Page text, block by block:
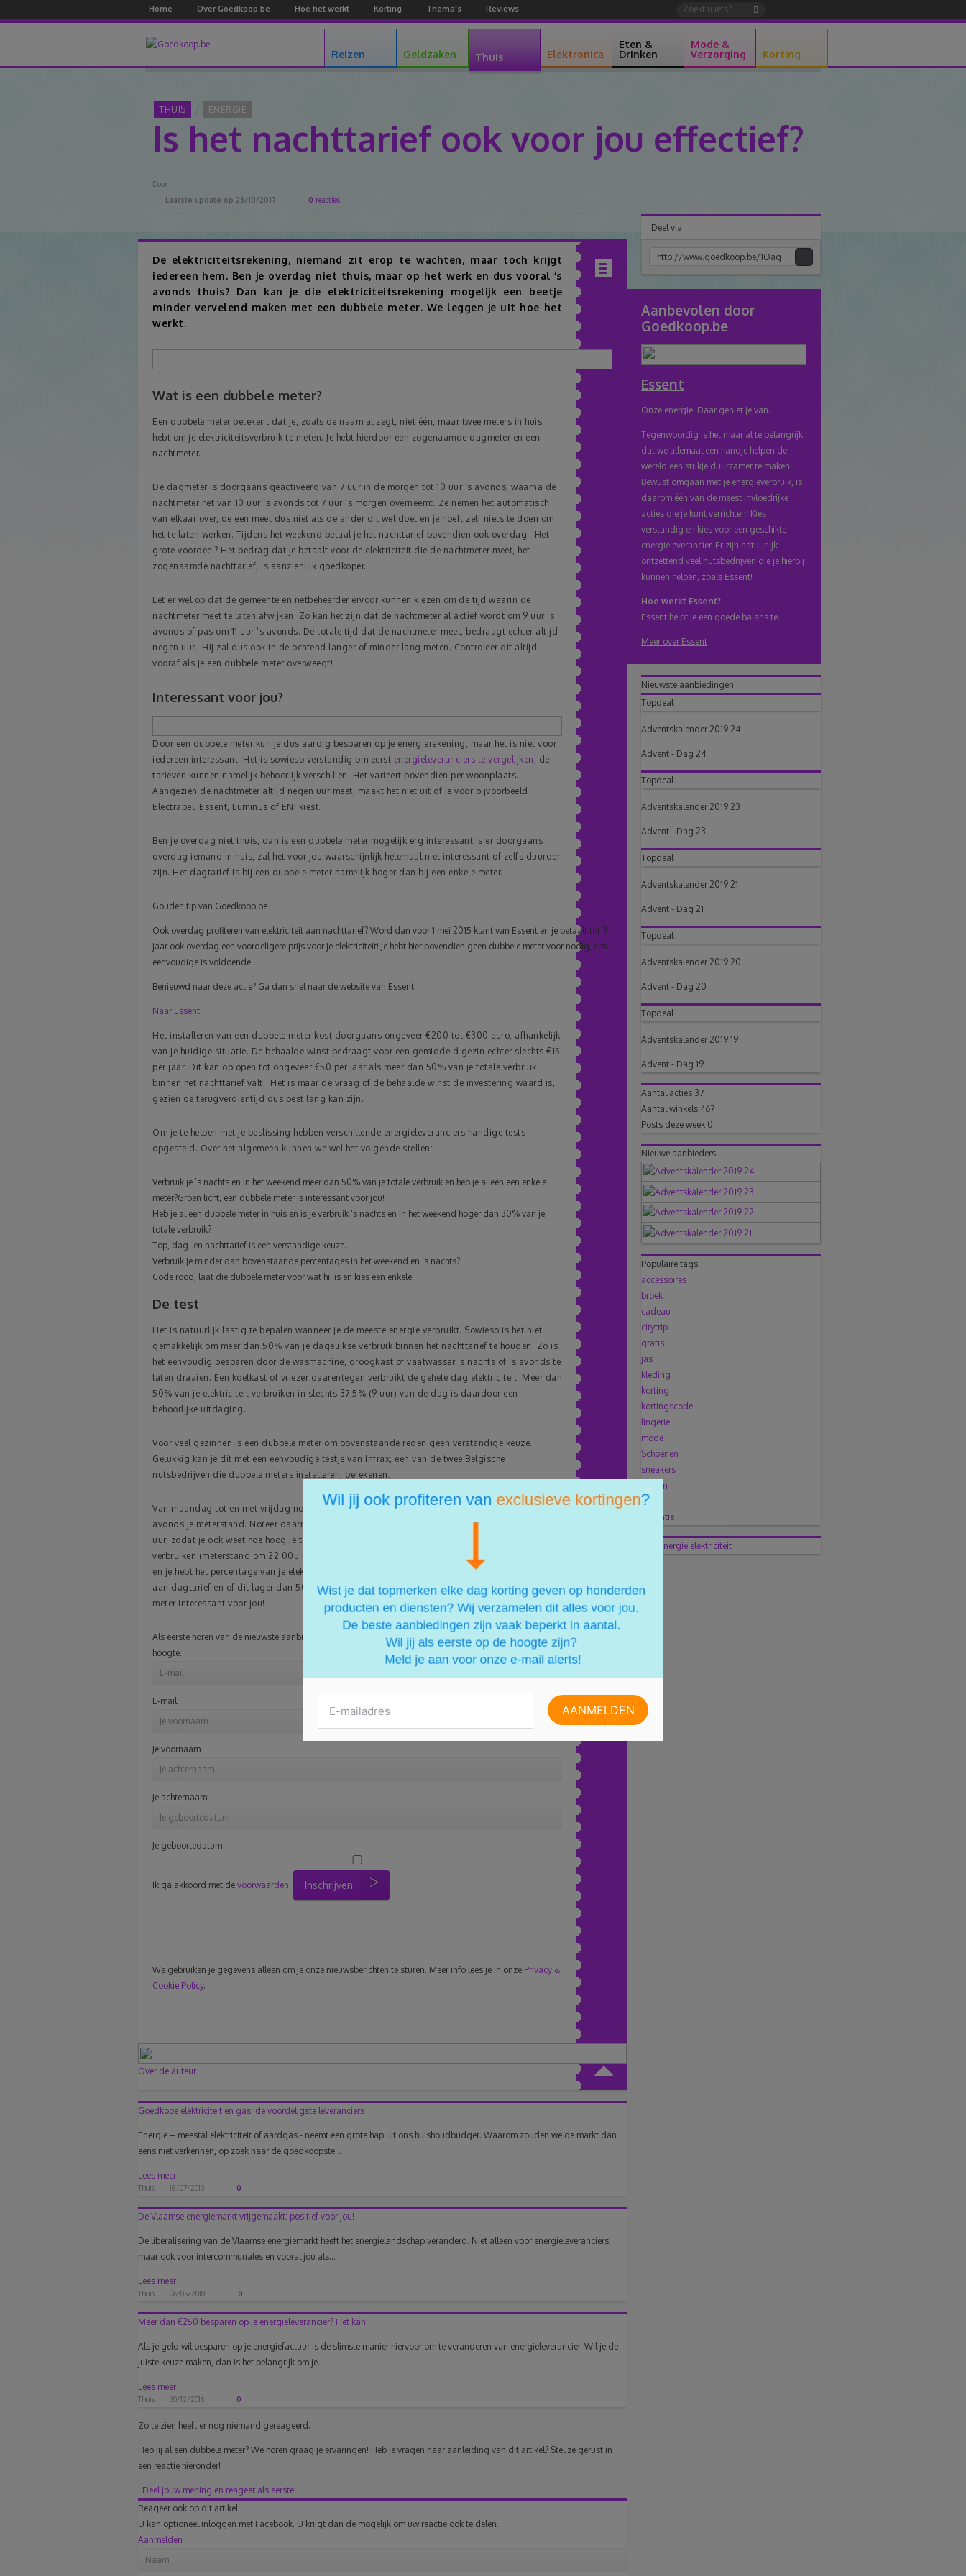
Home Over Goedkoop.be Hoe het werkt Korting Thema's Reviews
Reizen Geldzaken Thuis Elektronica
Eten &
Drinken
Mode &
Verzorging
Korting
THUIS ENERGIE
Is het nachttarief ook voor jou effectief?
Door
Laatste update op 23/10/2017 0 reacties
Inhoudsopgave
De elektriciteitsrekening, niemand zit erop te wachten, maar toch krijgt
iedereen hem. Ben je overdag niet thuis, maar op het werk en dus vooral ‘s
avonds thuis? Dan kan je die elektriciteitsrekening mogelijk een beetje
minder vervelend maken met een dubbele meter. We leggen je uit hoe het
werkt.
Wat is een dubbele meter?
Een dubbele meter betekent dat je, zoals de naam al zegt, niet één, maar twee meters in huis
hebt om je elektriciteitsverbruik te meten. Je hebt hierdoor een zogenaamde dagmeter en een
nachtmeter.
De dagmeter is doorgaans geactiveerd van 7 uur in de morgen tot 10 uur ‘s avonds, waarna de
nachtmeter het van 10 uur ‘s avonds tot 7 uur ‘s morgen overneemt. Ze nemen het automatisch
van elkaar over, de een meet dus niet als de ander dit wel doet en je hoeft zelf niets te doen om
het te laten werken. Tijdens het weekend betaal je het nachttarief bovendien ook overdag. Het
grote voordeel? Het bedrag dat je betaalt voor de elektriciteit die de nachtmeter meet, het
zogenaamde nachttarief, is aanzienlijk goedkoper.
Let er wel op dat de gemeente en netbeheerder ervoor kunnen kiezen om de tijd waarin de
nachtmeter meet te laten afwijken. Zo kan het zijn dat de nachtmeter al actief wordt om 9 uur ‘s
avonds of pas om 11 uur ‘s avonds. De totale tijd dat de nachtmeter meet, bedraagt echter altijd
negen uur. Hij zal dus ook in de ochtend langer of minder lang meten. Controleer dit altijd
vooraf als je een dubbele meter overweegt!
Interessant voor jou?
Door een dubbele meter kun je dus aardig besparen op je energierekening, maar het is niet voor
iedereen interessant. Het is sowieso verstandig om eerst energieleveranciers te vergelijken , de
tarieven kunnen namelijk behoorlijk verschillen. Het varieert bovendien per woonplaats.
Aangezien de nachtmeter altijd negen uur meet, maakt het niet uit of je voor bijvoorbeeld
Electrabel, Essent, Luminus of ENI kiest.
Ben je overdag niet thuis, dan is een dubbele meter mogelijk erg interessant.Is er doorgaans
overdag iemand in huis, zal het voor jou waarschijnlijk helemaal niet interessant of zelfs duurder
zijn. Het dagtarief is bij een dubbele meter namelijk hoger dan bij een enkele meter.
Gouden tip van Goedkoop.be
Ook overdag profiteren van elektriciteit aan nachttarief? Word dan voor 1 mei 2015 klant van Essent en je betaalt tot 3
jaar ook overdag een voordeligere prijs voor je elektriciteit! Je hebt hier bovendien geen dubbele meter voor nodig, een
eenvoudige is voldoende.
Benieuwd naar deze actie? Ga dan snel naar de website van Essent!
Naar Essent
Het installeren van een dubbele meter kost doorgaans ongeveer €200 tot €300 euro, afhankelijk
van je huidige situatie. De behaalde winst bedraagt voor een gemiddeld gezin echter slechts €15
per jaar. Dit kan oplopen tot ongeveer €50 per jaar als meer dan 50% van je totale verbruik
binnen het nachttarief valt. Het is maar de vraag of de behaalde winst de investering waard is,
gezien de terugverdientijd dus best lang kan zijn.
Om je te helpen met je beslissing hebben verschillende energieleveranciers handige tests
opgesteld. Over het algemeen kunnen we wel het volgende stellen:
Verbruik je ‘s nachts en in het weekend meer dan 50% van je totale verbruik en heb je alleen een enkele
meter?Groen licht, een dubbele meter is interessant voor jou!
Heb je al een dubbele meter in huis en is je verbruik ‘s nachts en in het weekend hoger dan 30% van je
totale verbruik?
Top, dag- en nachttarief is een verstandige keuze.
Verbruik je minder dan bovenstaande percentages in het weekend en ‘s nachts?
Code rood, laat die dubbele meter voor wat hij is en kies een enkele.
De test
Het is natuurlijk lastig te bepalen wanneer je de meeste energie verbruikt. Sowieso is het niet
gemakkelijk om meer dan 50% van je dagelijkse verbruik binnen het nachttarief te houden. Zo is
het eenvoudig besparen door de wasmachine, droogkast of vaatwasser ‘s nachts of ‘s avonds te
laten draaien. Een koelkast of vriezer daarentegen verbruikt de gehele dag elektriciteit. Meer dan
50% van je elektriciteit verbruiken in slechts 37,5% (9 uur) van de dag is daardoor een
behoorlijke uitdaging.
Voor veel gezinnen is een dubbele meter om bovenstaande reden geen verstandige keuze.
Gelukkig kan je dit met een eenvoudige testje van Infrax, een van de twee Belgische
nutsbedrijven die dubbele meters installeren, berekenen:
Van maandag tot en met vrijdag noteer je gedurende een week om 7 uur ‘s morgens en 10 uur ‘s
avonds je meterstand. Noteer daarnaast de meterstand op de volgende maandagmorgen om 7
uur, zodat je ook weet hoe hoog je totale verbruik gedurende een week is. Tel de dagelijkse
verbruiken (meterstand om 22:00u minus de meterstand om 7:00 uur) van overdag bij elkaar op
en je hebt het percentage van je elektriciteit dat je verbruikt hebt van maandag tot en met vrijdag
aan dagtarief en of dit lager dan 50% is. Is dit inderdaad minder dan 50%? Dan is de dubbele
meter interessant voor jou!
Als eerste horen van de nieuwste aanbiedingen via mail? Dankzij onze nieuwsbrief blijf je altijd op de
hoogte.
E-mail
Je voornaam
Je achternaam
Je geboortedatum
Ik ga akkoord met de voorwaarden Inschrijven
We gebruiken je gegevens alleen om je onze nieuwsberichten te sturen. Meer info lees je in onze Privacy &
Cookie Policy.
Over de auteur
Goedkope elektriciteit en gas: de voordeligste leveranciers
Energie – meestal elektriciteit of aardgas - neemt een grote hap uit ons huishoudbudget. Waarom zouden we de markt dan
eens niet verkennen, op zoek naar de goedkoopste...
Lees meer
Thuis 18/07/2013 0
De Vlaamse energiemarkt vrijgemaakt: positief voor jou!
De liberalisering van de Vlaamse energiemarkt heeft het energielandschap veranderd. Niet alleen voor energieleveranciers,
maar ook voor intercommunales en vooral jou als...
Lees meer
Thuis 06/05/2018 0
Meer dan €250 besparen op je energieleverancier? Het kan!
Als je geld wil besparen op je energiefactuur is de slimste manier hiervoor om te veranderen van energieleverancier. Wil je de
juiste keuze maken, dan is het belangrijk om je...
Lees meer
Thuis 30/12/2016 0
Zo te zien heeft er nog niemand gereageerd.
Heb jij al een dubbele meter? We horen graag je ervaringen! Heb je vragen naar aanleiding van dit artikel? Stel ze gerust in
een reactie hieronder!
Deel jouw mening en reageer als eerste!
Reageer ook op dit artikel
U kan optioneel inloggen met Facebook. U krijgt dan de mogelijk om uw reactie ook te delen.
Aanmelden
Deel via
Aanbevolen door
Goedkoop.be
Essent
Onze energie. Daar geniet je van.
Tegenwoordig is het maar al te belangrijk
dat we allemaal een handje helpen de
wereld een stukje duurzamer te maken.
Bewust omgaan met je energieverbruik, is
daarom één van de meest invloedrijke
acties die je kunt verrichten! Kies
verstandig en kies voor een geschikte
energieleverancier. Er zijn natuurlijk
ontzettend veel nutsbedrijven die je hierbij
kunnen helpen, zoals Essent!
Hoe werkt Essent?
Essent helpt je een goede balans te...
Meer over Essent
Nieuwste aanbiedingen
Topdeal
Adventskalender 2019 24
Advent - Dag 24
Topdeal
Adventskalender 2019 23
Advent - Dag 23
Topdeal
Adventskalender 2019 21
Advent - Dag 21
Topdeal
Adventskalender 2019 20
Advent - Dag 20
Topdeal
Adventskalender 2019 19
Advent - Dag 19
Aantal acties 37
Aantal winkels 467
Posts deze week 0
Nieuwe aanbieders
Populaire tags
accessoires
broek
cadeau
citytrip
gratis
jas
kleding
korting
kortingscode
lingerie
mode
Schoenen
sneakers
solden
trui
vakantie
energie elektriciteit
×